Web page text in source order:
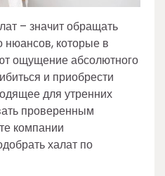
– значит обращать
которые в
ощущение абсолютного
и приобрести
для утренних
проверенным
компании
халат по